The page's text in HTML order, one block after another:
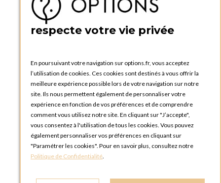
5 quai de la tournelle
FRANCE
OPTIONS ROUEN
Rue du Clos Tellier
76800 Saint-Etienne-du-Rouvray
FRANCE
Téléphone :+33 2 35 08 38 53
OPTIONS TOULOUSE
6 rue Gaye Marie, ZAC de Saint-Martin du Touch
31300 Toulouse
FRANCE
respecte votre vie privée
En poursuivant votre navigation sur options.fr, vous acceptez
l’utilisation de cookies. Ces cookies sont destinés à vous offrir la
meilleure expérience possible lors de votre navigation sur notre
site. Ils nous permettent également de personnaliser votre
expérience en fonction de vos préférences et de comprendre
comment vous utilisez notre site. En cliquant sur "J’accepte",
vous consentez à l'utilisation de tous les cookies. Vous pouvez
également personnaliser vos préférences en cliquant sur
"Paramétrer les cookies". Pour en savoir plus, consultez notre
Politique de Confidentialité.